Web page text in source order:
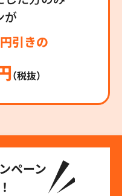
が
引きの
（税抜）
ペーン